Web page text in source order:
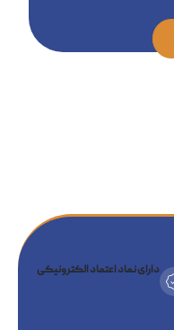
دارای نماد اعتماد الکترونیکی